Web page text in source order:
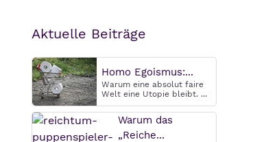
Aktuelle Beiträge
Homo Egoismus:...
Warum eine absolut faire
Welt eine Utopie bleibt. ...
Warum das
„Reiche...